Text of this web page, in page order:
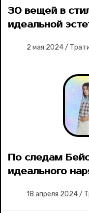
30 вещей в
идеальной
2 мая 2024/
По следам
идеального
18 апреля 2024/